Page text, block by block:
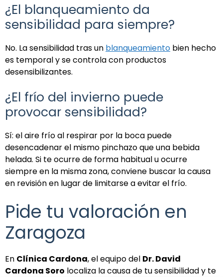
¿El blanqueamiento da
sensibilidad para siempre?
No. La sensibilidad tras un blanqueamiento bien hecho
es temporal y se controla con productos
desensibilizantes.
¿El frío del invierno puede
provocar sensibilidad?
Sí: el aire frío al respirar por la boca puede
desencadenar el mismo pinchazo que una bebida
helada. Si te ocurre de forma habitual u ocurre
siempre en la misma zona, conviene buscar la causa
en revisión en lugar de limitarse a evitar el frío.
Pide tu valoración en
Zaragoza
En Clínica Cardona, el equipo del Dr. David
Cardona Soro localiza la causa de tu sensibilidad y te